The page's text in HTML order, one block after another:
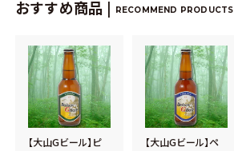
おすすめ商品 | RECOMMEND PRODUCTS
【大山Gビール】ピ
【大山Gビール】ペ